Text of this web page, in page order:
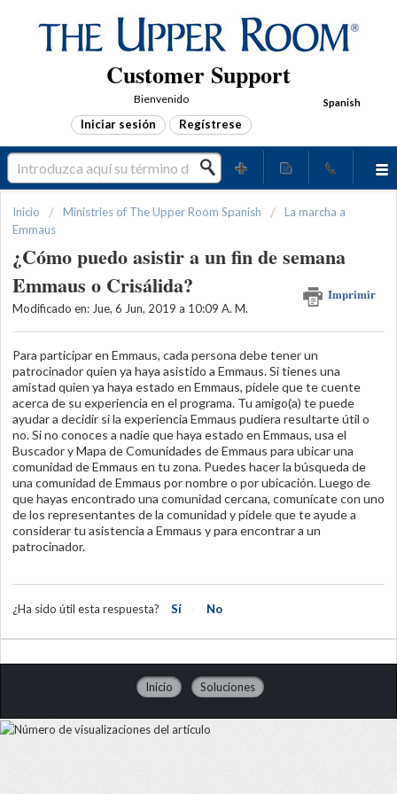
Customer Support
Spanish
Bienvenido
Iniciar sesión Regístrese
Inicio Ministries of The Upper Room Spanish
La marcha a
Emmaus
¿Cómo puedo asistir a un fin de semana
Emmaus o Crisálida?
Imprimir
Modificado en: Jue, 6 Jun, 2019 a 10:09 A. M.
Para participar en Emmaus, cada persona debe tener un
patrocinador quien ya haya asistido a Emmaus. Si tienes una
amistad quien ya haya estado en Emmaus, pídele que te cuente
acerca de su experiencia en el programa. Tu amigo(a) te puede
ayudar a decidir si la experiencia Emmaus pudiera resultarte útil o
no. Si no conoces a nadie que haya estado en Emmaus, usa el
Buscador y Mapa de Comunidades de Emmaus para ubicar una
comunidad de Emmaus en tu zona. Puedes hacer la búsqueda de
una comunidad de Emmaus por nombre o por ubicación. Luego de
que hayas encontrado una comunidad cercana, comunícate con uno
de los representantes de la comunidad y pídele que te ayude a
considerar tu asistencia a Emmaus y para encontrar a un
patrocinador.
¿Ha sido útil esta respuesta? Sí No
Inicio Soluciones